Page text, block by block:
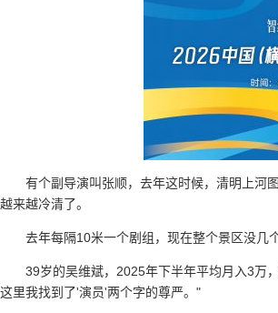
有个副导演叫张顺，去年这时候，清明上河
越来越冷清了。
去年每隔10米一个剧组，现在整个景区没几个
39岁的吴维斌，2025年下半年平均月入3万
这里我找到了'演员'两个字的尊严。"